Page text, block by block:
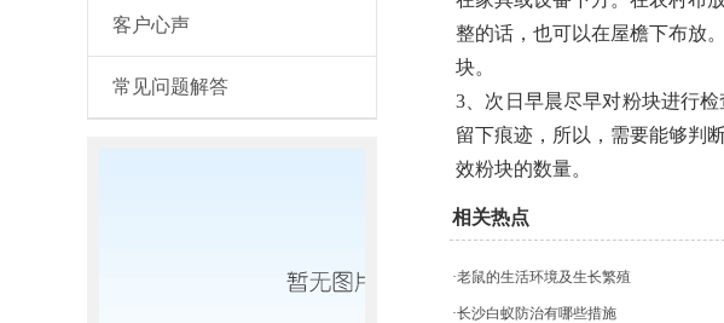
客户心声
常见问题解答
整的话，也可以在屋檐下布放
块。
3、次日早晨尽早对粉块进行
留下痕迹，所以，需要能够判
效粉块的数量。
相关热点
·老鼠的生活环境及生长繁殖
·长沙白蚁防治有哪些措施